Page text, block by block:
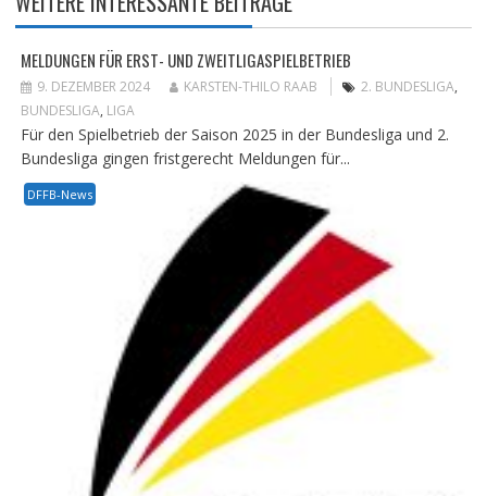
MELDUNGEN FÜR ERST- UND ZWEITLIGASPIELBETRIEB
9. DEZEMBER 2024 KARSTEN-THILO RAAB 2. BUNDESLIGA,
BUNDESLIGA, LIGA
Für den Spielbetrieb der Saison 2025 in der Bundesliga und 2.
Bundesliga gingen fristgerecht Meldungen für...
DFFB-News